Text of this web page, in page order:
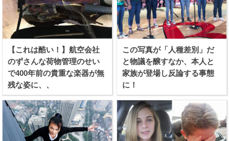
【これは酷い！】航空会社
のずさんな荷物管理のせい
で400年前の貴重な楽器が無
残な姿に、、
この写真が「人種差別」だ
と物議を醸すなか、本人と
家族が登場し反論する事態
に！